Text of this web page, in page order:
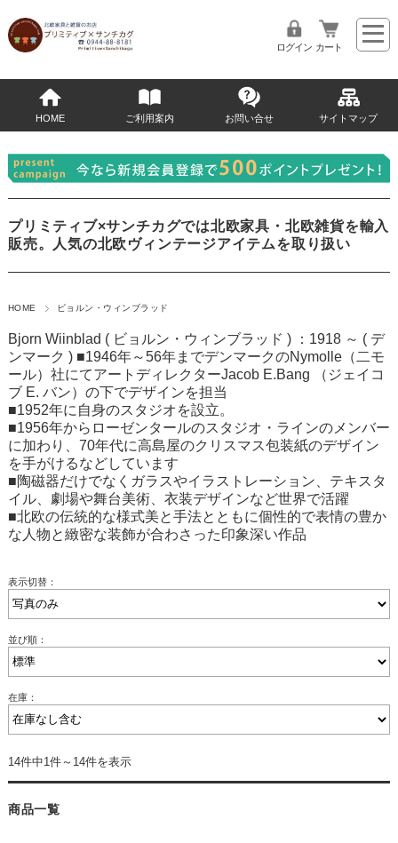
ログイン カート
HOME ご利用案内 お問い合せ サイトマップ
プリミティブ×サンチカグでは北欧家具・北欧雑貨を輸入
販売。人気の北欧ヴィンテージアイテムを取り扱い
HOME ビョルン・ウィンブラッド
Bjorn Wiinblad ( ビョルン・ウィンブラッド ) ：1918 ～ ( デ
ンマーク ) ■1946年～56年までデンマークのNymolle（二モ
ール）社にてアートディレクターJacob E.Bang （ジェイコ
ブ E. バン）の下でデザインを担当
■1952年に自身のスタジオを設立。
■1956年からローゼンタールのスタジオ・ラインのメンバー
に加わり、70年代に高島屋のクリスマス包装紙のデザイン
を手がけるなどしています
■陶磁器だけでなくガラスやイラストレーション、テキスタ
イル、劇場や舞台美術、衣装デザインなど世界で活躍
■北欧の伝統的な様式美と手法とともに個性的で表情の豊か
な人物と緻密な装飾が合わさった印象深い作品
表示切替：
並び順：
在庫：
14件中1件～14件を表示
商品一覧